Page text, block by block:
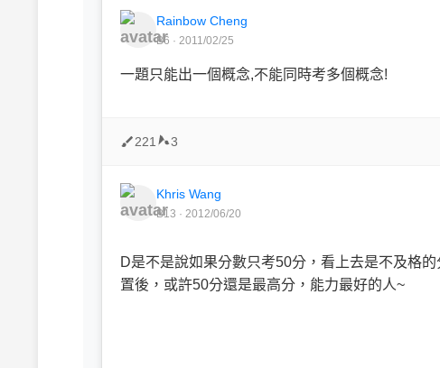
Rainbow Cheng
B6 · 2011/02/25
一題只能出一個概念,不能同時考多個概念!
221 3
Khris Wang
B13 · 2012/06/20
D是不是說如果分數只考50分，看上去是不及格
置後，或許50分還是最高分，能力最好的人~